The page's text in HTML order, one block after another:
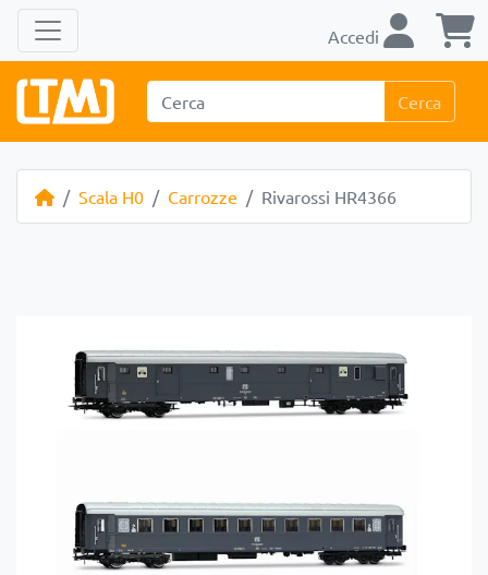
Accedi
Cerca
Scala H0 Carrozze Rivarossi HR4366